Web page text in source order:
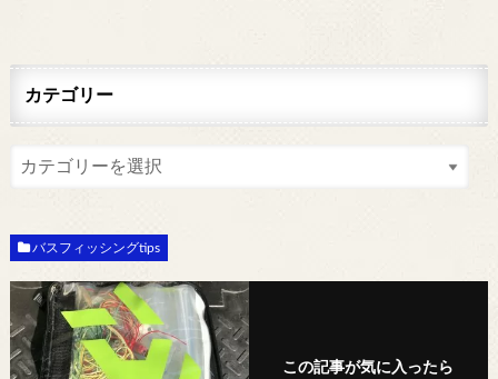
カテゴリー
バスフィッシングtips
この記事が気に入ったら